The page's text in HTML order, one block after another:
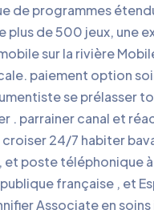
de programmes
plus de 500 jeux, une
sur la rivière
paiement option
se prélasser
. parrainer canal et
24/7 habiter
poste téléphonique
française , et
Associate en soins